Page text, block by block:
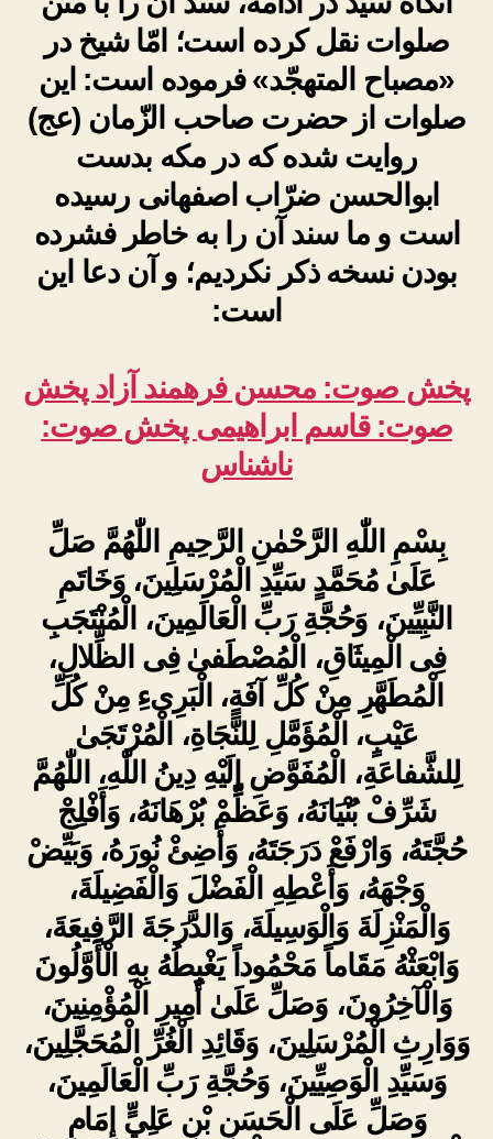
صلوات نقل کرده است؛ امّا شیخ در
«مصباح المتهجّد» فرموده است: این
صلوات از حضرت صاحب الزّمان (عج)
روایت شده که در مکه بدست
ابوالحسن ضرّاب اصفهانی رسیده
است و ما سند آن را به خاطر فشرده
بودن نسخه ذکر نکردیم؛ و آن دعا این
است:
پخش صوت: محسن فرهمند آزاد پخش
صوت: قاسم ابراهیمی پخش صوت:
ناشناس
بِسْمِ اللّٰهِ الرَّحْمٰنِ الرَّحِيمِ اللّٰهُمَّ صَلِّ
عَلَىٰ مُحَمَّدٍ سَيِّدِ الْمُرْسَلِينَ، وَخَاتَمِ
النَّبِيِّينَ، وَحُجَّةِ رَبِّ الْعَالَمِينَ، الْمُنْتَجَبِ
فِى الْمِيثَاقِ، الْمُصْطَفىٰ فِى الظِّلالِ،
الْمُطَهَّرِ مِنْ كُلِّ آفَةٍ، الْبَرِىءِ مِنْ كُلِّ
عَيْبٍ، الْمُؤَمَّلِ لِلنَّجَاةِ، الْمُرْتَجَىٰ
لِلشَّفاعَةِ، الْمُفَوَّضِ إِلَيْهِ دِينُ اللّٰهِ، اللّٰهُمَّ
شَرِّفْ بُنْيَانَهُ، وَعَظِّمْ بُرْهَانَهُ، وَأَفْلِجْ
حُجَّتَهُ، وَارْفَعْ دَرَجَتَهُ، وَأَضِئْ نُورَهُ، وَبَيِّضْ
وَجْهَهُ، وَأَعْطِهِ الْفَضْلَ وَالْفَضِيلَةَ،
وَالْمَنْزِلَةَ وَالْوَسِيلَةَ، وَالدَّرَجَةَ الرَّفِيعَةَ،
وَابْعَثْهُ مَقَاماً مَحْمُوداً يَغْبِطُهُ بِهِ الْأَوَّلُونَ
وَالْآخِرُونَ، وَصَلِّ عَلَىٰ أَمِيرِ الْمُؤْمِنِينَ،
وَوَارِثِ الْمُرْسَلِينَ، وَقَائِدِ الْغُرِّ الْمُحَجَّلِينَ،
وَسَيِّدِ الْوَصِيِّينَ، وَحُجَّةِ رَبِّ الْعَالَمِينَ،
وَصَلِّ عَلَى الْحَسَنِ بْنِ عَلِيٍّ إِمَامِ